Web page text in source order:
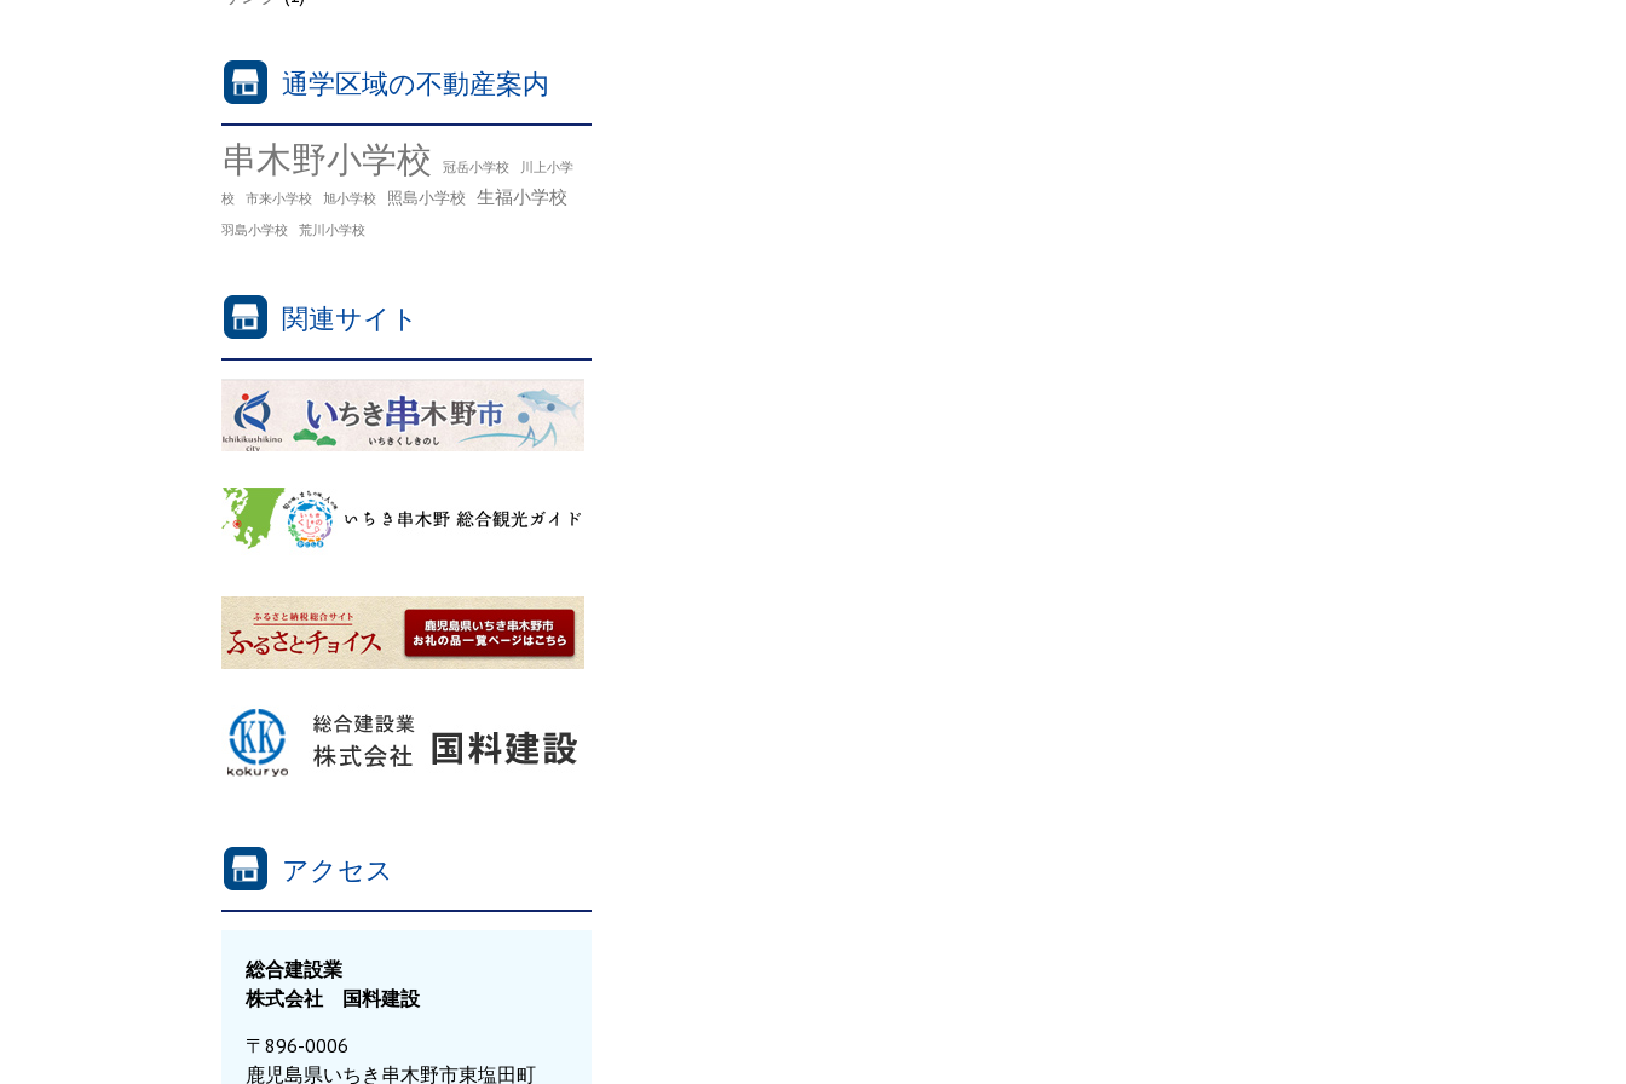
通学区域の不動産案内
串木野小学校 冠岳小学校
川上小学
校
市来小学校 旭小学校 照島小学校 生福小学校
羽島小学校 荒川小学校
関連サイト
アクセス
総合建設業
株式会社 国料建設
〒896-0006
鹿児島県いちき串木野市東塩田町